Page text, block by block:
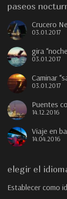
paseos
Crucero
03.01.2017
gira
03.01.2017
Caminar
03.01.2017
Puentes
14.12.2016
Viaje en
14.04.2016
elegir el
Establecer como